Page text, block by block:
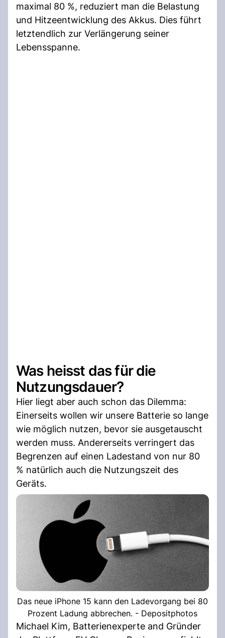
maximal 80 %, reduziert man die Belastung
und Hitzeentwicklung des Akkus. Dies führt
letztendlich zur Verlängerung seiner
Lebensspanne.
Was heisst das für die
Nutzungsdauer?
Hier liegt aber auch schon das Dilemma:
Einerseits wollen wir unsere Batterie so lange
wie möglich nutzen, bevor sie ausgetauscht
werden muss. Andererseits verringert das
Begrenzen auf einen Ladestand von nur 80
% natürlich auch die Nutzungszeit des
Geräts.
Das neue iPhone 15 kann den Ladevorgang bei 80
Prozent Ladung abbrechen. - Depositphotos
Michael Kim, Batterienexperte and Gründer